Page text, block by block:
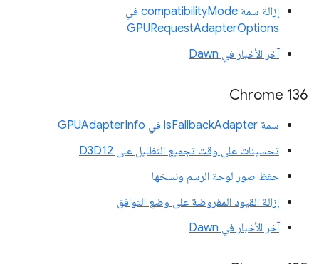
إزالة سمة compatibilityMode في
GPURequestAdapterOptions
آخر الأخبار في Dawn
Chrome 136
سمة isFallbackAdapter في GPUAdapterInfo
تحسينات على وقت تجميع التظليل على D3D12
حفظ صور لوحة الرسم ونسخها
إزالة القيود المفروضة على وضع التوافق
آخر الأخبار في Dawn